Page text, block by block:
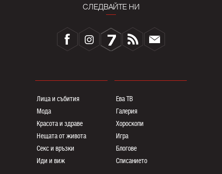
СЛЕДВАЙТЕ НИ
Лица и събития
Мода
Красота и здраве
Нещата от живота
Секс и връзки
Иди и виж
Ева ТВ
Галерия
Хороскопи
Игра
Блогoве
Списанието